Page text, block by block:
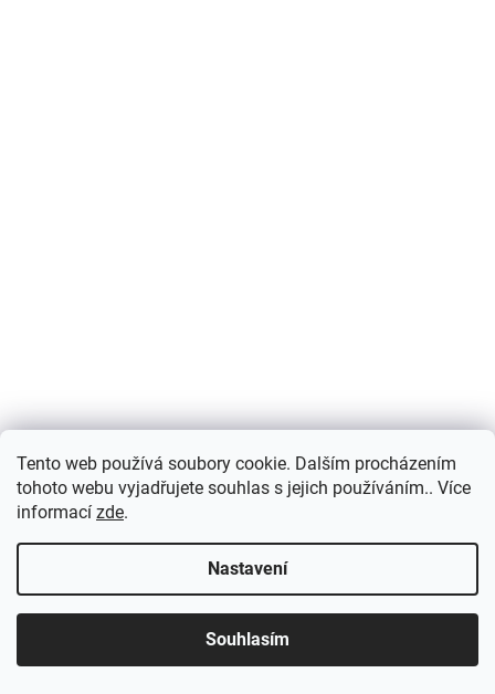
Tento web používá soubory cookie. Dalším procházením
tohoto webu vyjadřujete souhlas s jejich používáním.. Více
informací zde.
Nastavení
Souhlasím